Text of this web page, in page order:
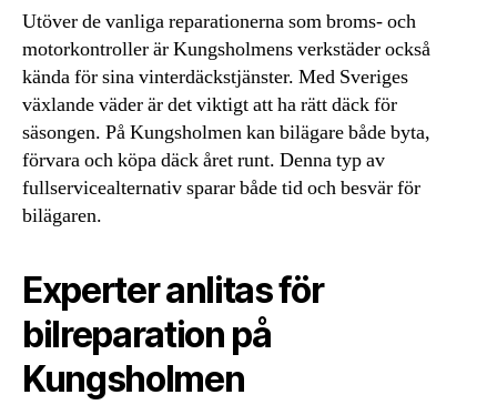
Utöver de vanliga reparationerna som broms- och
motorkontroller är Kungsholmens verkstäder också
kända för sina vinterdäckstjänster. Med Sveriges
växlande väder är det viktigt att ha rätt däck för
säsongen. På Kungsholmen kan bilägare både byta,
förvara och köpa däck året runt. Denna typ av
fullservicealternativ sparar både tid och besvär för
bilägaren.
Experter anlitas för
bilreparation på
Kungsholmen